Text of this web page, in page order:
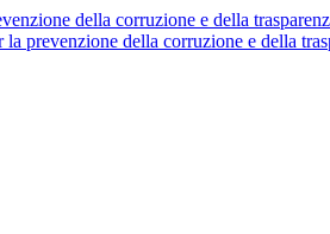
della corruzione e della
la prevenzione della corruzione e della